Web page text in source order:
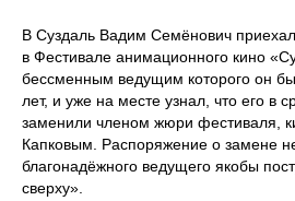
В Суздаль Вадим Семёнович
в Фестивале анимационного кино
бессменным ведущим которого он
лет, и уже на месте узнал, что его в
заменили членом жюри фестиваля,
Капковым. Распоряжение о замене
благонадёжного ведущего якобы
сверху».